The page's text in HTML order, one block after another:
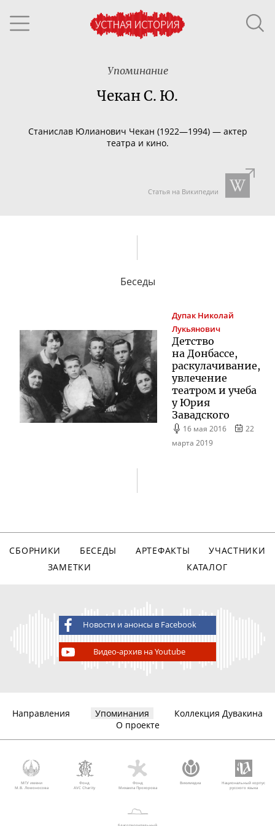
Упоминание
Чекан С. Ю.
Станислав Юлианович Чекан (1922—1994) — актер
театра и кино.
Статья на Википедии
Беседы
Дупак Николай
Лукьянович
Детство
на Донбассе,
раскулачивание,
увлечение
театром и учеба
у Юрия
Завадского
16 мая 2016
22
марта 2019
СБОРНИКИ БЕСЕДЫ АРТЕФАКТЫ
УЧАСТНИКИ
ЗАМЕТКИ
КАТАЛОГ
Новости и анонсы в Facebook
Видео-архив на Youtube
Направления Упоминания
Коллекция Дувакина
О проекте
МГУ имени
М.В. Ломоносова
Фонд
AVC Charity
Фонд
Михаила Прохорова
Викимедиа
Национальный корпус
русского языка